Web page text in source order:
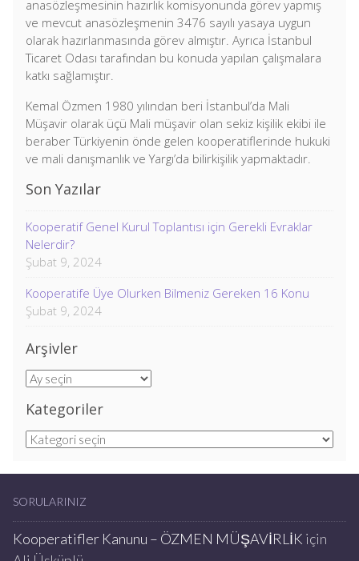
anasözleşmesinin hazırlık komisyonunda görev yapmış
ve mevcut anasözleşmenin 3476 sayılı yasaya uygun
olarak hazırlanmasında görev almıştır. Ayrıca İstanbul
Ticaret Odası tarafından bu konuda yapılan çalışmalara
katkı sağlamıştır.
Kemal Özmen 1980 yılından beri İstanbul’da Mali
Müşavir olarak üçü Mali müşavir olan sekiz kişilik ekibi ile
beraber Türkiyenin önde gelen kooperatiflerinde hukuki
ve mali danışmanlık ve Yargı’da bilirkişilik yapmaktadır.
Son Yazılar
Kooperatif Genel Kurul Toplantısı için Gerekli Evraklar
Nelerdir?
Şubat 9, 2024
Kooperatife Üye Olurken Bilmeniz Gereken 16 Konu
Şubat 9, 2024
Arşivler
Arşivler
Kategoriler
Kategoriler
SORULARINIZ
Kooperatifler Kanunu – ÖZMEN MÜŞAVİRLİK için